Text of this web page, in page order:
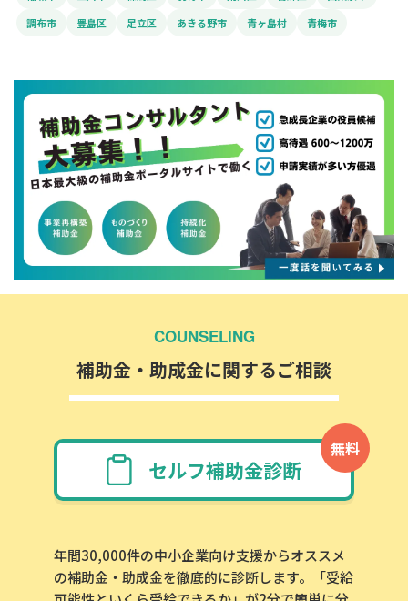
調布市
豊島区 足立区 あきる野市 青ヶ島村 青梅市
COUNSELING
補助金・助成金に関するご相談
無料
セルフ補助金診断
年間30,000件の中小企業向け支援からオススメ
の補助金・助成金を徹底的に診断します。「受給